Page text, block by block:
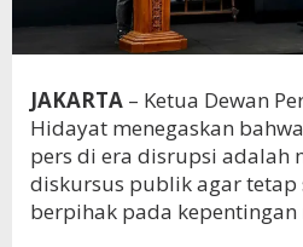
JAKARTA – Ketua Dewan
Hidayat menegaskan
pers di era disrupsi adalah
diskursus publik agar tetap
berpihak pada kepentingan